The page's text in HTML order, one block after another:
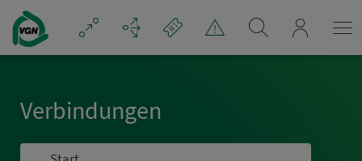
Navigation überspringen
Ver­bin­dungen